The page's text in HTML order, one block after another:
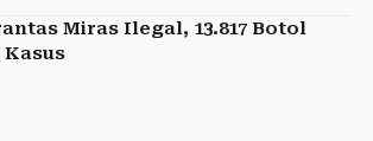
Miras Ilegal, 13.817 Botol
Kasus